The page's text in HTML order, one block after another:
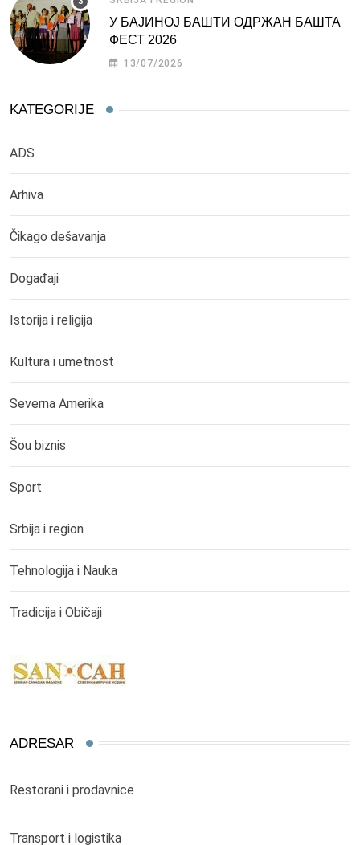
У БАЈИНОЈ БАШТИ ОДРЖАН БАШТА
ФЕСТ 2026
13/07/2026
KATEGORIJE
ADS
Arhiva
Čikago dešavanja
Događaji
Istorija i religija
Kultura i umetnost
Severna Amerika
Šou biznis
Sport
Srbija i region
Tehnologija i Nauka
Tradicija i Običaji
ADRESAR
Restorani i prodavnice
Transport i logistika